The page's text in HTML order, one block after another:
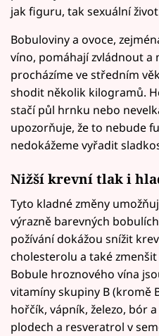
jak figuru, tak sexuální
Bobuloviny a ovoce,
víno, pomáhají zvládnout a
procházíme ve středním
shodit několik kilogramů.
stačí půl hrnku nebo
upozorňuje, že to nebude
nedokážeme vyřadit
Nižší krevní tlak i
Tyto kladné změny
výrazně barevných
požívání dokážou snížit
cholesterolu a také
Bobule hroznového vína
vitamíny skupiny B (kromě
hořčík, vápník, železo, bór
plodech a resveratrol v